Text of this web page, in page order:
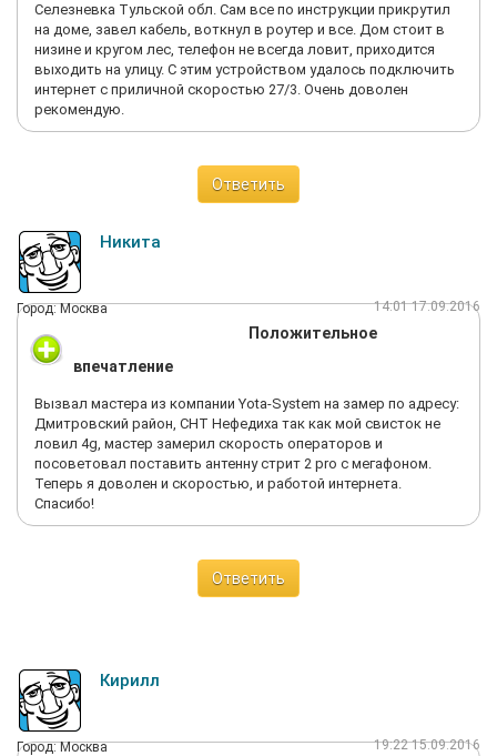
Селезневка Тульской обл. Сам все по инструкции прикрутил
на доме, завел кабель, воткнул в роутер и все. Дом стоит в
низине и кругом лес, телефон не всегда ловит, приходится
выходить на улицу. С этим устройством удалось подключить
интернет с приличной скоростью 27/3. Очень доволен
рекомендую.
Ответить
Никита
Город: Москва 14:01 17.09.2016
Положительное
впечатление
Вызвал мастера из компании Yota-System на замер по адресу:
Дмитровский район, СНТ Нефедиха так как мой свисток не
ловил 4g, мастер замерил скорость операторов и
посоветовал поставить антенну стрит 2 pro с мегафоном.
Теперь я доволен и скоростью, и работой интернета.
Спасибо!
Ответить
Кирилл
Город: Москва 19:22 15.09.2016